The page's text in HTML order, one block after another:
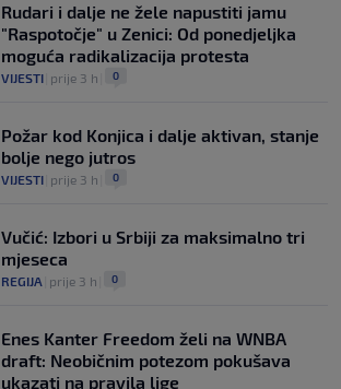
Rudari i dalje ne žele napustiti jamu
"Raspotočje" u Zenici: Od ponedjeljka
moguća radikalizacija protesta
VIJESTI prije 3 h 0
Požar kod Konjica i dalje aktivan, stanje
bolje nego jutros
VIJESTI prije 3 h 0
Vučić: Izbori u Srbiji za maksimalno tri
mjeseca
REGIJA prije 3 h 0
Enes Kanter Freedom želi na WNBA
draft: Neobičnim potezom pokušava
ukazati na pravila lige